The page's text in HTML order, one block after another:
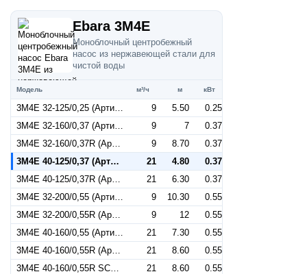
Ebara 3M4E
Моноблочный центробежный
насос из нержавеющей стали для
чистой воды
Модель м³/ч м кВт
3M4E 32-125/0,25 (Артикул 1270016604) 9 5.50
0.25
3M4E 32-160/0,37 (Артикул 1270026604)
9 7
0.37
3M4E 32-160/0,37R (Артикул 1279026604)
9 8.70
0.37
3M4E 40-125/0,37 (Артикул 1280026604)
21 4.80
0.37
3M4E 40-125/0,37R (Артикул 1289026604)
21 6.30
0.37
3M4E 32-200/0,55 (Артикул 1270036604)
9 10.30
0.55
3M4E 32-200/0,55R (Артикул 1279036604)
9 12
0.55
3M4E 40-160/0,55 (Артикул 1280036604)
21 7.30
0.55
3M4E 40-160/0,55R (Артикул 1289036604)
21 8.60
0.55
3M4E 40-160/0,55R SCA (Артикул 1289036504)
21 8.60
0.55